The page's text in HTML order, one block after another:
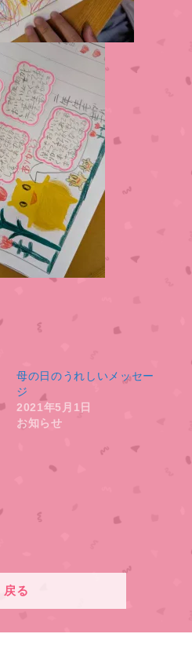
母の日のうれしいメッセー
ジ
2021年5月1日
お知らせ
戻る